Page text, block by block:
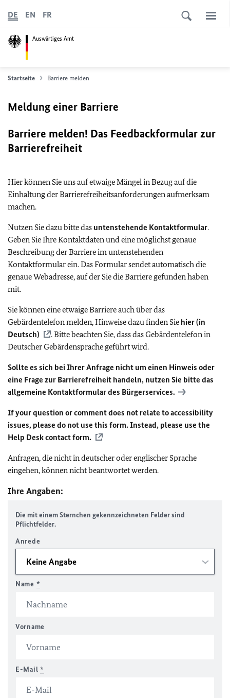
Auswärtiges Amt
DE EN FR
Startseite Barriere melden
Meldung einer Barriere
Barriere melden! Das Feedbackformular zur
Barrierefreiheit
Hier können Sie uns auf etwaige Mängel in Bezug auf die
Einhaltung der Barrierefreiheitsanforderungen aufmerksam
machen.
Nutzen Sie dazu bitte das untenstehende Kontaktformular.
Geben Sie Ihre Kontaktdaten und eine möglichst genaue
Beschreibung der Barriere im untenstehenden
Kontaktformular ein. Das Formular sendet automatisch die
genaue Webadresse, auf der Sie die Barriere gefunden haben
mit.
Sie können eine etwaige Barriere auch über das
Gebärdentelefon melden, Hinweise dazu finden Sie hier (in
Deutsch)
. Bitte beachten Sie, dass das Gebärdentelefon in
Deutscher Gebärdensprache geführt wird.
Sollte es sich bei Ihrer Anfrage nicht um einen Hinweis oder
eine Frage zur Barrierefreiheit handeln, nutzen Sie bitte das
allgemeine Kontaktformular des Bürgerservices.
If your question or comment does not relate to accessibility
issues, please do not use this form. Instead, please use the
Help Desk contact form.
Anfragen, die nicht in deutscher oder englischer Sprache
eingehen, können nicht beantwortet werden.
Ihre Angaben:
Die mit einem Sternchen gekennzeichneten Felder sind
Pflichtfelder.
Anrede
Name *
Vorname
E-Mail *